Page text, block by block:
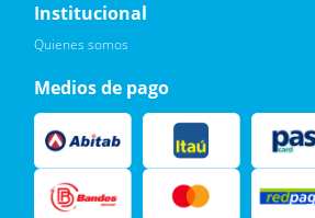
Leí, soy consciente de las condiciones
mis datos personales y doy mi
Institucional
Quienes somos
Medios de pago